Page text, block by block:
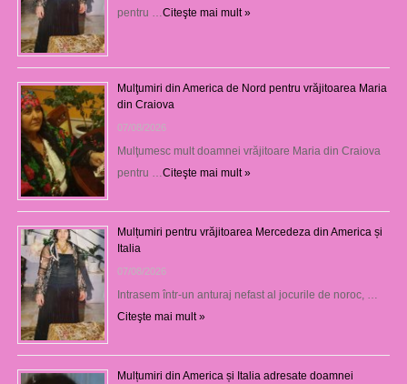
pentru …Citeşte mai mult »
Mulţumiri din America de Nord pentru vrăjitoarea Maria
din Craiova
07/08/2026
Mulţumesc mult doamnei vrăjitoare Maria din Craiova
pentru …Citeşte mai mult »
Mulțumiri pentru vrăjitoarea Mercedeza din America și
Italia
07/08/2026
Intrasem într-un anturaj nefast al jocurile de noroc, …
Citeşte mai mult »
Mulțumiri din America și Italia adresate doamnei